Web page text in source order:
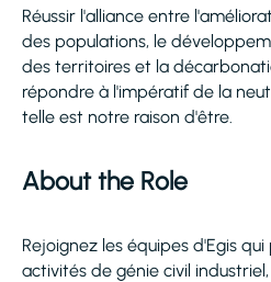
Réussir l'alliance entre
des populations, le
des territoires et la
répondre à l'impératif de la
telle est notre raison d'être.
About the Role
Rejoignez les équipes d'Egis
activités de génie civil